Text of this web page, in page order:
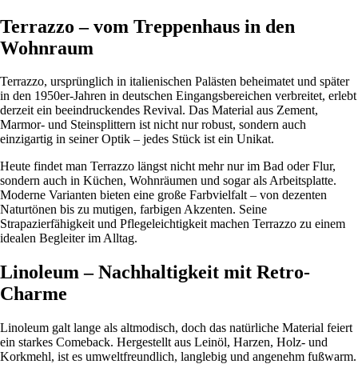
Terrazzo – vom Treppenhaus in den
Wohnraum
Terrazzo, ursprünglich in italienischen Palästen beheimatet und später
in den 1950er-Jahren in deutschen Eingangsbereichen verbreitet, erlebt
derzeit ein beeindruckendes Revival. Das Material aus Zement,
Marmor- und Steinsplittern ist nicht nur robust, sondern auch
einzigartig in seiner Optik – jedes Stück ist ein Unikat.
Heute findet man Terrazzo längst nicht mehr nur im Bad oder Flur,
sondern auch in Küchen, Wohnräumen und sogar als Arbeitsplatte.
Moderne Varianten bieten eine große Farbvielfalt – von dezenten
Naturtönen bis zu mutigen, farbigen Akzenten. Seine
Strapazierfähigkeit und Pflegeleichtigkeit machen Terrazzo zu einem
idealen Begleiter im Alltag.
Linoleum – Nachhaltigkeit mit Retro-
Charme
Linoleum galt lange als altmodisch, doch das natürliche Material feiert
ein starkes Comeback. Hergestellt aus Leinöl, Harzen, Holz- und
Korkmehl, ist es umweltfreundlich, langlebig und angenehm fußwarm.